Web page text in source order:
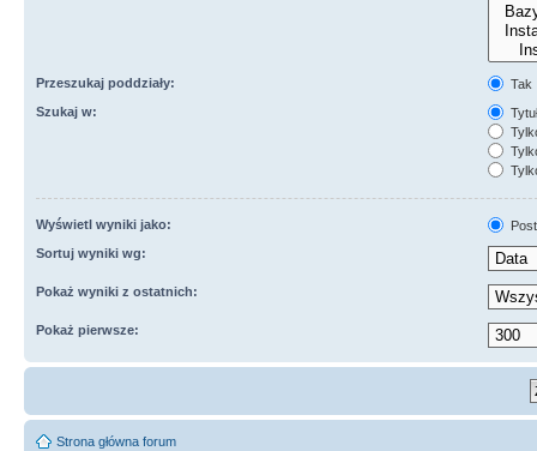
Przeszukaj poddziały:
Tak
Szukaj w:
Wyświetl wyniki jako:
Sortuj wyniki wg:
Pokaż wyniki z ostatnich:
Pokaż pierwsze:
Strona główna forum